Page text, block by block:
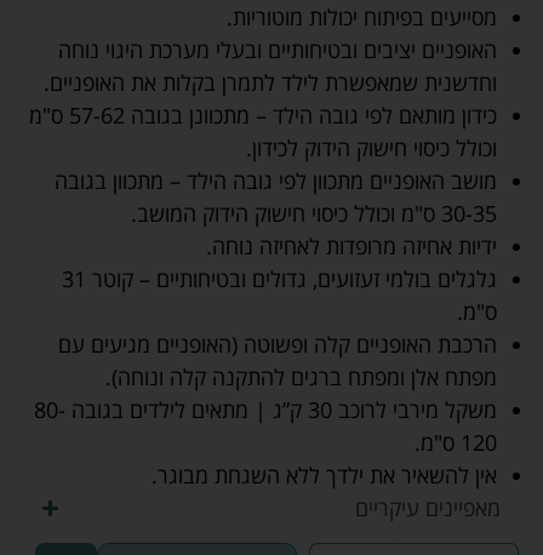
מסייעים בפיתוח יכולות מוטוריות.
האופניים יציבים ובטיחותיים ובעלי מערכת היגוי נוחה
וחדשנית שמאפשרת לילד לתמרן בקלות את האופניים.
כידון מותאם לפי גובה הילד – מתכוונן בגובה 57-62 ס"מ
וכולל כיסוי חישוק הידוק לכידון.
מושב האופניים מתכוון לפי גובה הילד – מתכוון בגובה
30-35 ס"מ וכולל כיסוי חישוק הידוק המושב.
ידיות אחיזה מרופדות לאחיזה נוחה.
גלגלים בולמי זעזועים, גדולים ובטיחותיים – קוטר 31
ס"מ.
הרכבת האופניים קלה ופשוטה (האופניים מגיעים עם
מפתח אלן ומפתח ברגים להתקנה קלה ונוחה).
משקל מירבי לרוכב 30 ק”ג | מתאים לילדים בגובה 80-
120 ס"מ.
אין להשאיר את ילדך ללא השגחת מבוגר.
מאפיינים עיקריים